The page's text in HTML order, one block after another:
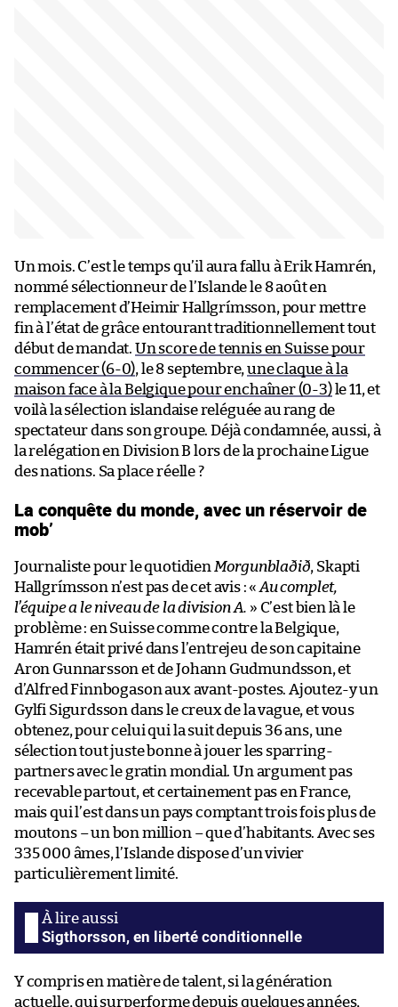
Un mois. C’est le temps qu’il aura fallu à Erik Hamrén,
nommé sélectionneur de l’Islande le 8 août en
remplacement d’Heimir Hallgrímsson, pour mettre
fin à l’état de grâce entourant traditionnellement tout
début de mandat. Un score de tennis en Suisse pour
commencer (6-0), le 8 septembre,une claque à la
maison face à la Belgique pour enchaîner (0-3)le 11, et
voilà la sélection islandaise reléguée au rang de
spectateur dans son groupe. Déjà condamnée, aussi, à
la relégation en Division B lors de la prochaine Ligue
des nations. Sa place réelle ?
La conquête du monde, avec un réservoir de
mob’
Journaliste pour le quotidien Morgunblaðið, Skapti
Hallgrímsson n’est pas de cet avis : « Au complet,
l’équipe a le niveau de la division A. » C’est bien là le
problème : en Suisse comme contre la Belgique,
Hamrén était privé dans l’entrejeu de son capitaine
Aron Gunnarsson et de Johann Gudmundsson, et
d’Alfred Finnbogason aux avant-postes. Ajoutez-y un
Gylfi Sigurdsson dans le creux de la vague, et vous
obtenez, pour celui qui la suit depuis 36 ans, une
sélection tout juste bonne à jouer les sparring-
partners avec le gratin mondial. Un argument pas
recevable partout, et certainement pas en France,
mais qui l’est dans un pays comptant trois fois plus de
moutons – un bon million – que d’habitants. Avec ses
335 000 âmes, l’Islande dispose d’un vivier
particulièrement limité.
Sigthorsson, en liberté conditionnelle
Y compris en matière de talent, si la génération
actuelle, qui surperforme depuis quelques années,